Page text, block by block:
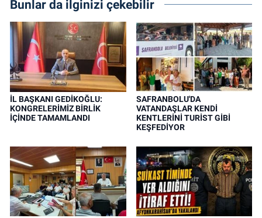
Bunlar da ilginizi çekebilir
İL BAŞKANI GEDİKOĞLU:
KONGRELERİMİZ BİRLİK
İÇİNDE TAMAMLANDI
SAFRANBOLU'DA
VATANDAŞLAR KENDİ
KENTLERİNİ TURİST GİBİ
KEŞFEDİYOR